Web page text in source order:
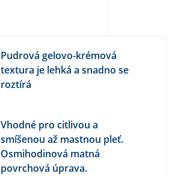
Pudrová gelovo-krémová
textura je lehká a snadno se
roztírá
Vhodné pro citlivou a
smíšenou až mastnou pleť.
Osmihodinová matná
povrchová úprava.